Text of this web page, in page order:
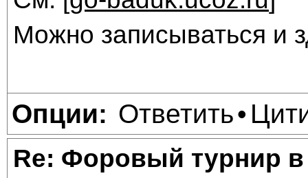
Можно записываться и
Опции: Ответить•
Re: Форовый турнир в